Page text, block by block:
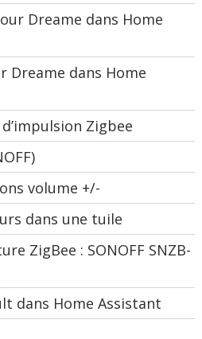
Dreame dans Home
Dreame dans Home
Zigbee
volume +/-
dans une tuile
ZigBee : SONOFF SNZB-
dans Home Assistant